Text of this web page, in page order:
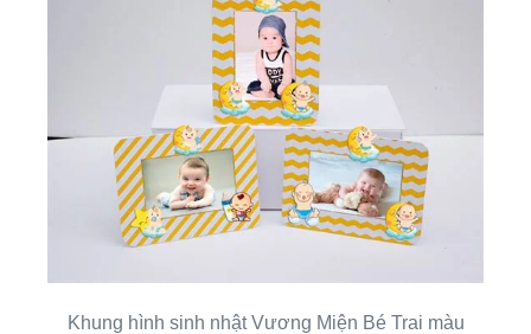
Khung hình sinh nhật Vương Miện Bé Trai màu